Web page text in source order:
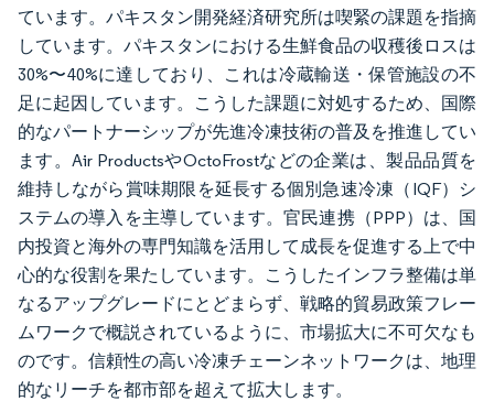
ています。パキスタン開発経済研究所は喫緊の課題を指摘
しています。パキスタンにおける生鮮食品の収穫後ロスは
30%〜40%に達しており、これは冷蔵輸送・保管施設の不
足に起因しています。こうした課題に対処するため、国際
的なパートナーシップが先進冷凍技術の普及を推進してい
ます。Air ProductsやOctoFrostなどの企業は、製品品質を
維持しながら賞味期限を延長する個別急速冷凍（IQF）シ
ステムの導入を主導しています。官民連携（PPP）は、国
内投資と海外の専門知識を活用して成長を促進する上で中
心的な役割を果たしています。こうしたインフラ整備は単
なるアップグレードにとどまらず、戦略的貿易政策フレー
ムワークで概説されているように、市場拡大に不可欠なも
のです。信頼性の高い冷凍チェーンネットワークは、地理
的なリーチを都市部を超えて拡大します。